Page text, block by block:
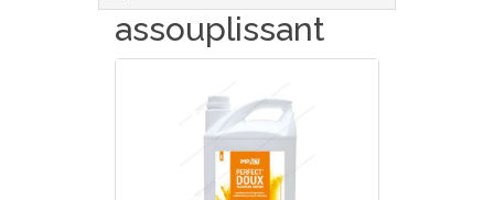
assouplissant